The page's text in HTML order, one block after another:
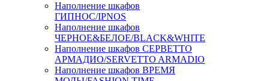
Наполнение шкафов
ГИПНОС/IPNOS
Наполнение шкафов
ЧЕРНОЕ&БЕЛОЕ/BLACK&WHITE
Наполнение шкафов СЕРВЕТТО
АРМАДИО/SERVETTO ARMADIO
Наполнение шкафов ВРЕМЯ